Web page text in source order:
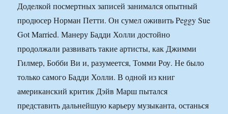
Доделкой посмертных записей занимался опытный
продюсер Норман Петти. Он сумел оживить Peggy Sue
Got Married. Манеру Бадди Холли достойно
продолжали развивать такие артисты, как Джимми
Гилмер, Бобби Ви и, разумеется, Томми Роу. Не было
только самого Бадди Холли. В одной из книг
американский критик Дэйв Марш пытался
представить дальнейшую карьеру музыканта, останься